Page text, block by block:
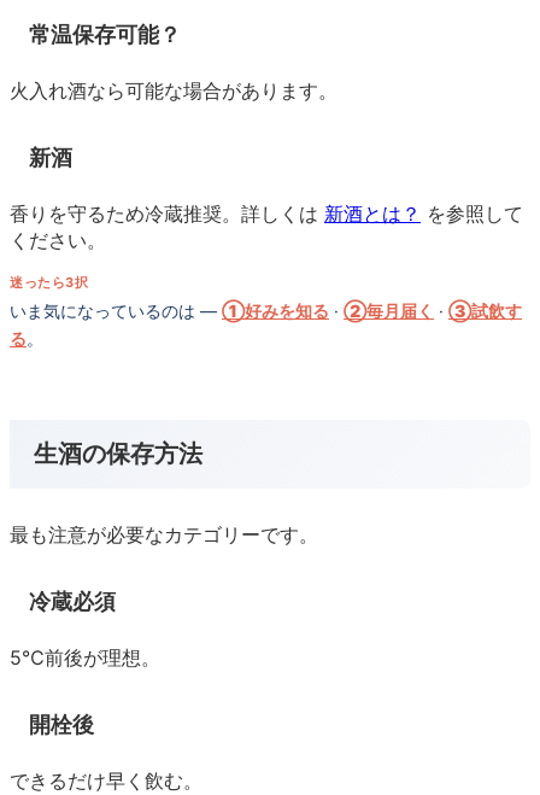
常温保存可能？
火入れ酒なら可能な場合があります。
新酒
香りを守るため冷蔵推奨。詳しくは 新酒とは？ を参照して
ください。
迷ったら3択
いま気になっているのは — ①好みを知る · ②毎月届く · ③試飲す
る。
生酒の保存方法
最も注意が必要なカテゴリーです。
冷蔵必須
5℃前後が理想。
開栓後
できるだけ早く飲む。